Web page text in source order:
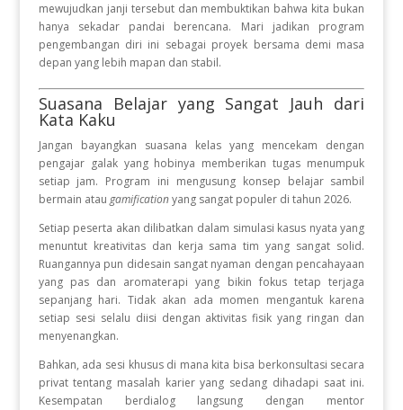
mewujudkan janji tersebut dan membuktikan bahwa kita bukan
hanya sekadar pandai berencana. Mari jadikan program
pengembangan diri ini sebagai proyek bersama demi masa
depan yang lebih mapan dan stabil.
Suasana Belajar yang Sangat Jauh dari
Kata Kaku
Jangan bayangkan suasana kelas yang mencekam dengan
pengajar galak yang hobinya memberikan tugas menumpuk
setiap jam. Program ini mengusung konsep belajar sambil
bermain atau gamificationyang sangat populer di tahun 2026.
Setiap peserta akan dilibatkan dalam simulasi kasus nyata yang
menuntut kreativitas dan kerja sama tim yang sangat solid.
Ruangannya pun didesain sangat nyaman dengan pencahayaan
yang pas dan aromaterapi yang bikin fokus tetap terjaga
sepanjang hari. Tidak akan ada momen mengantuk karena
setiap sesi selalu diisi dengan aktivitas fisik yang ringan dan
menyenangkan.
Bahkan, ada sesi khusus di mana kita bisa berkonsultasi secara
privat tentang masalah karier yang sedang dihadapi saat ini.
Kesempatan berdialog langsung dengan mentor